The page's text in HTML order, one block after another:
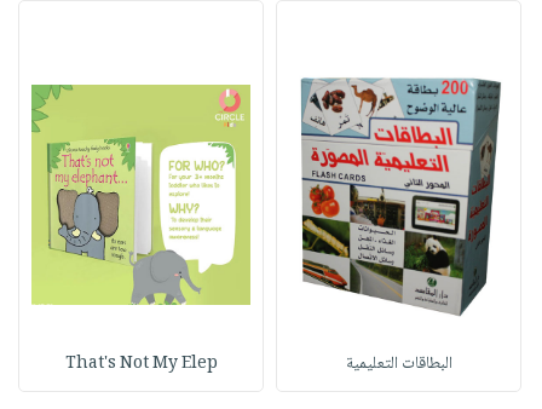
البطاقات التعليمية That's Not My Elep